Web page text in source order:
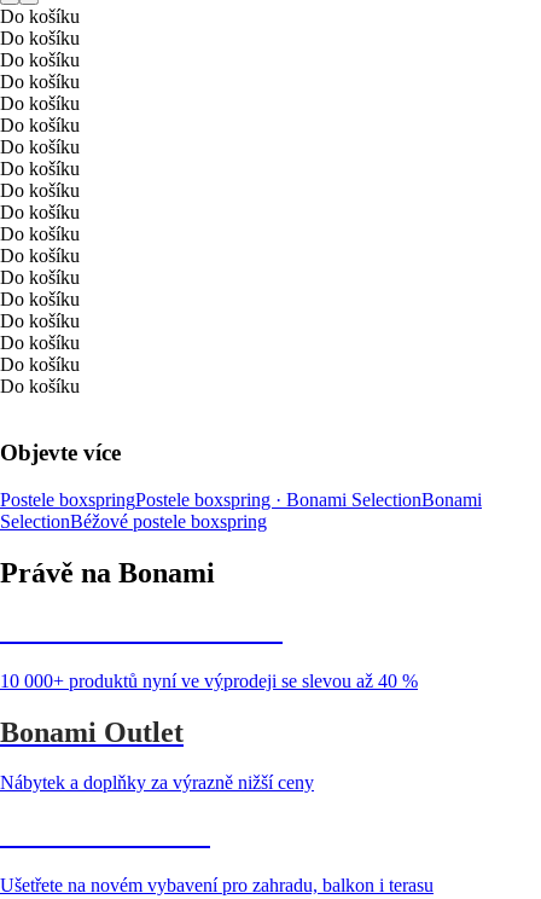
Do košíku
Do košíku
Do košíku
Do košíku
Do košíku
Do košíku
Do košíku
Do košíku
Do košíku
Do košíku
Do košíku
Do košíku
Do košíku
Do košíku
Do košíku
Do košíku
Do košíku
Do košíku
Objevte více
Postele boxspringPostele boxspring · Bonami SelectionBonami
SelectionBéžové postele boxspring
Právě na Bonami
10 000+ produktů nyní ve výprodeji se slevou až 40 %
Bonami Outlet
Nábytek a doplňky za výrazně nižší ceny
Ušetřete na novém vybavení pro zahradu, balkon i terasu